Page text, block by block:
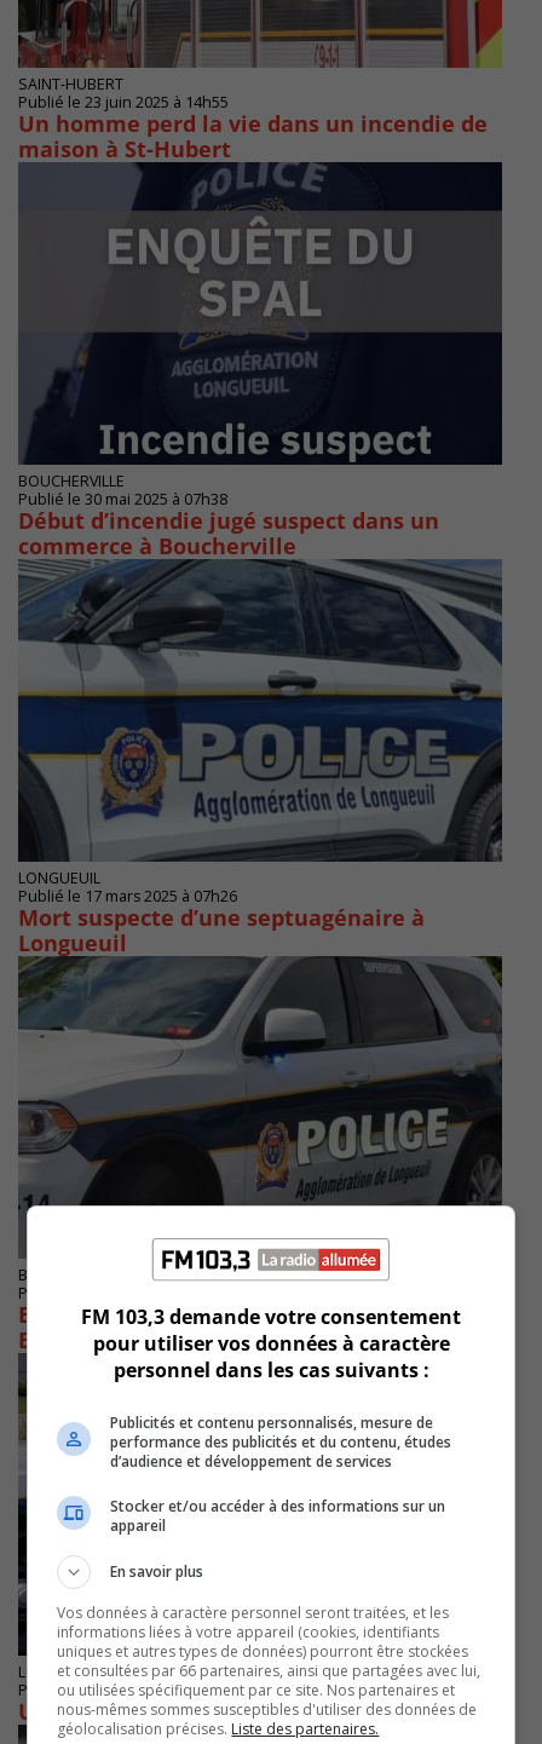
SAINT-HUBERT
Publié le 23 juin 2025 à 14h55
Un homme perd la vie dans un incendie de
maison à St-Hubert
BOUCHERVILLE
Publié le 30 mai 2025 à 07h38
Début d’incendie jugé suspect dans un
commerce à Boucherville
LONGUEUIL
Publié le 17 mars 2025 à 07h26
Mort suspecte d’une septuagénaire à
Longueuil
BROSSARD
Publié le 9 mars 2025 à 13h07
Enquête ouverte après un incendie suspect à
Brossard
LONGUEUIL
Publié le 9 novembre 2024 à 12h31
Un homme blessé par balle à Longueuil
FM 103,3 demande votre consentement
pour utiliser vos données à caractère
personnel dans les cas suivants :
Publicités et contenu personnalisés, mesure de
performance des publicités et du contenu, études
d’audience et développement de services
Stocker et/ou accéder à des informations sur un
appareil
En savoir plus
Vos données à caractère personnel seront traitées, et les
informations liées à votre appareil (cookies, identifiants
uniques et autres types de données) pourront être stockées
et consultées par 66 partenaires, ainsi que partagées avec lui,
ou utilisées spécifiquement par ce site. Nos partenaires et
nous-mêmes sommes susceptibles d'utiliser des données de
géolocalisation précises. Liste des partenaires.